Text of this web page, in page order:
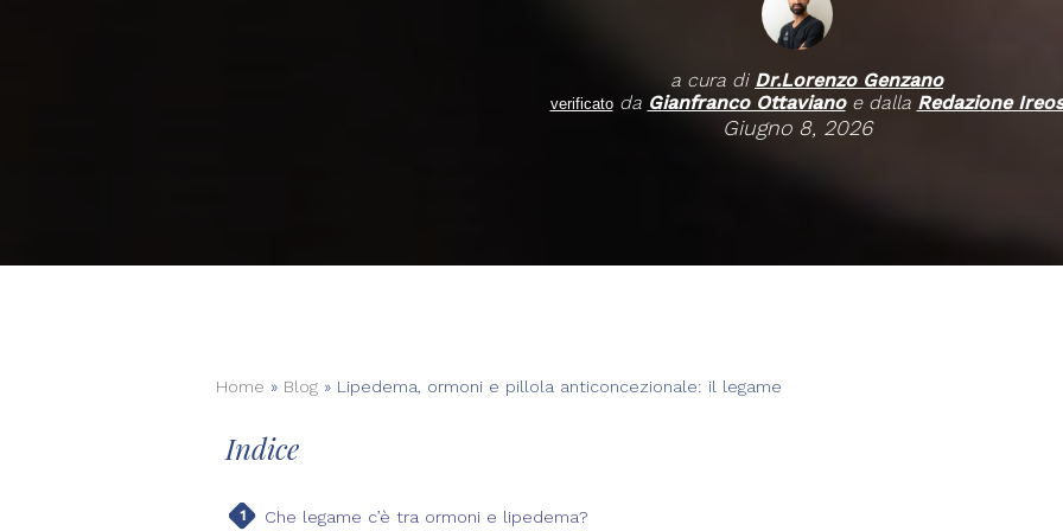
a cura di Dr.Lorenzo Genzano
verificatoda Gianfranco Ottavianoe dalla Redazione Ireos
Giugno 8, 2026
Home » Blog » Lipedema, ormoni e pillola anticoncezionale: il legame
Indice
Che legame c’è tra ormoni e lipedema?